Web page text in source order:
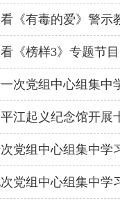
《有毒的爱》警示
《榜样3》专题节目
次党组中心组集中
江起义纪念馆开展
党组中心组集中学
党组中心组集中学